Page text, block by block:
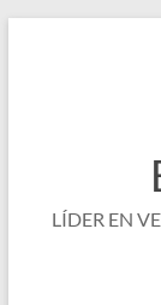
LÍDER EN